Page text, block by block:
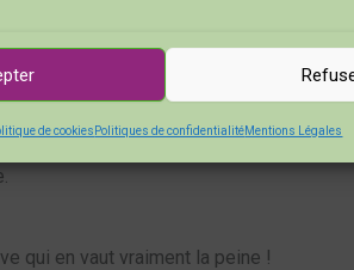
de cookies Politiques de confidentialitéMentions Légales
Concentrer votre esprit sur les petites
tableau est unique et reflète votre
qui en vaut vraiment la peine !